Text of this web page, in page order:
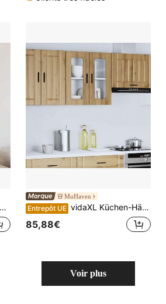
MuHaven
Entrepôt UE vidaXL Küchen-Hängeschrank Mit Glastür Porto Artisan-Eiche
85,88€
Voir plus